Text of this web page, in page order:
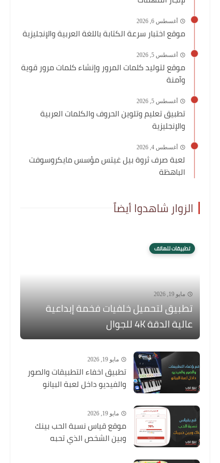
أغسطس 6, 2026
موقع اختبار سرعة الكتابة باللغة العربية والإنجليزية
أغسطس 5, 2026
موقع لتوليد كلمات المرور وإنشاء كلمات مرور قوية
وآمنة
أغسطس 5, 2026
تطبيق تعليم وتلوين الحروف والكلمات العربية
والإنجليزية
أغسطس 4, 2026
لعبة صرف ثروة بيل غيتس مؤسس مايكروسوفت
الباهظة
الزوار شاهدوا أيضاً
تطبيقات للهاتف
مايو 19, 2026
تطبيق لتحميل خلفيات فخمة إبداعية
عالية الدقة 4K للجوال
مايو 19, 2026
تطبيق اخفاء التطبيقات والصور
والفيديو داخل لعبة البيانو
مايو 19, 2026
موقع قياس نسبة الحب بينك
وبين الشخص الذي تحبه